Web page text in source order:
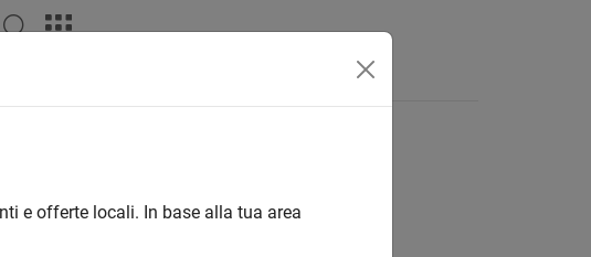
e offerte locali. In base alla tua area